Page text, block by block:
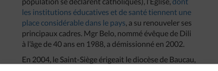
les institutions éducatives et de santé tiennent une
place considérable dans le pays, a su renouveler ses
principaux cadres. Mgr Belo, nommé évêque de Dili
à l’âge de 40 ans en 1988, a démissionné en 2002.
En 2004, le Saint-Siège érigeait le diocèse de Baucau,